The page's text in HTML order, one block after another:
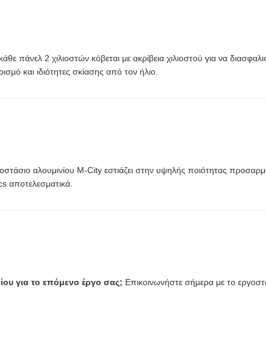
πάνελ 2 χιλιοστών κόβεται με ακρίβεια χιλιοστού για να
και ιδιότητες σκίασης από τον ήλιο.
αλουμινίου M-City εστιάζει στην υψηλής ποιότητας
αποτελεσματικά.
για το επόμενο έργο σας; Επικοινωνήστε σήμερα με το